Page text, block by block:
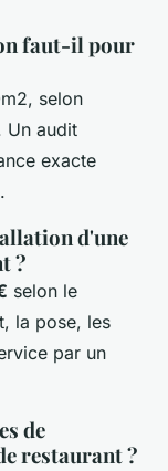
faut-il pour
selon
Un audit
exacte
d'une
?
selon le
la pose, les
par un
de
restaurant ?